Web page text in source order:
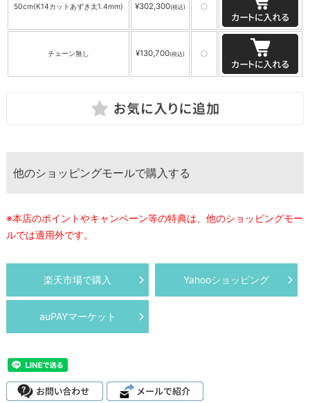
50cm(K14カットあずき太1.4mm) ¥302,300(税込) 〇
チェーン無し ¥130,700(税込) 〇
他のショッピングモールで購入する
※本店のポイントやキャンペーン等の特典は、他のショッピングモー
ルでは適用外です。
楽天市場で購入 Yahooショッピング
auPAYマーケット